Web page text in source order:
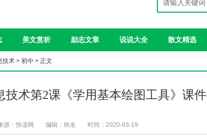
美文赏析 励志文章 说说大全 散文精选
技术 > 初中 > 正文
技术第2课《学用基本绘图工具》课件
源：快读网 编辑：秩名 时间：2020-03-19